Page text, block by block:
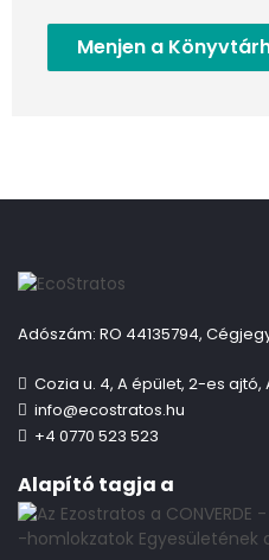
Menjen a
Adószám: RO 44135794,
Cozia u. 4, A épület, 2-es ajtó,
info@ecostratos.hu
+4 0770 523 523
Alapító tagja a